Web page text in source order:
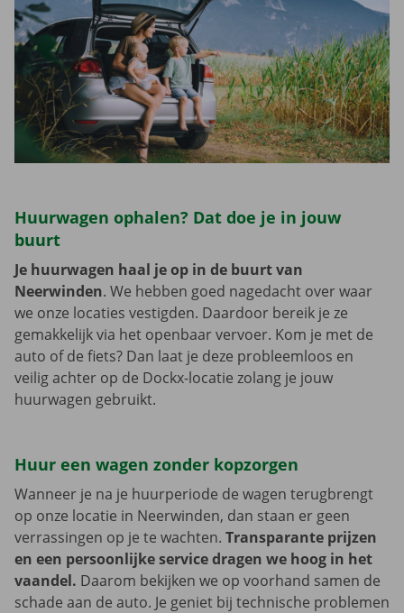
Huurwagen ophalen? Dat doe je in jouw
buurt
Je huurwagen haal je op in de buurt van
Neerwinden. We hebben goed nagedacht over waar
we onze locaties vestigden. Daardoor bereik je ze
gemakkelijk via het openbaar vervoer. Kom je met de
auto of de fiets? Dan laat je deze probleemloos en
veilig achter op de Dockx-locatie zolang je jouw
huurwagen gebruikt.
Huur een wagen zonder kopzorgen
Wanneer je na je huurperiode de wagen terugbrengt
op onze locatie in Neerwinden, dan staan er geen
verrassingen op je te wachten. Transparante prijzen
en een persoonlijke service dragen we hoog in het
vaandel. Daarom bekijken we op voorhand samen de
schade aan de auto. Je geniet bij technische problemen